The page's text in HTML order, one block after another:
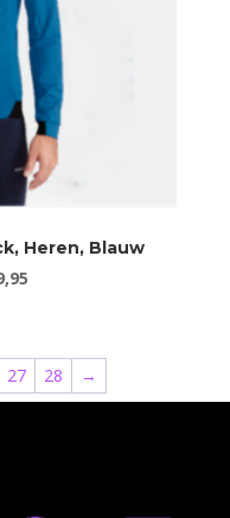
Heren, Blauw
€109,95.
27 28 →